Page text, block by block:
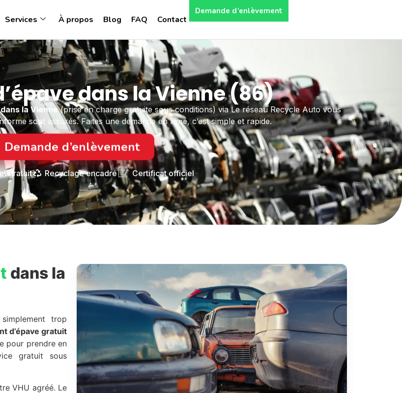
Services À propos Blog FAQ Contact
Demande d’enlèvement
dans la Vienne (86)
dans la Vienne(prise en charge gratuite sous conditions) via Le réseau Recycle Auto vous
sont assurés. Faites une demande en ligne, c’est simple et rapide.
Demande d’enlèvement
gratuit Recyclage encadré Certificat officiel
dans la
trop
d’épave gratuit
pour prendre en
gratuit sous
VHU agréé. Le